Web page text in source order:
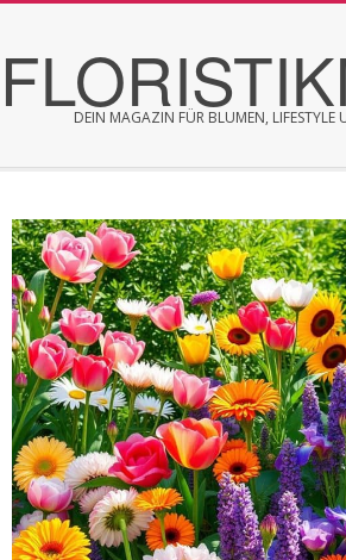
content
DEIN MAGAZIN FÜR BLUMEN, LIFESTYLE
Menu